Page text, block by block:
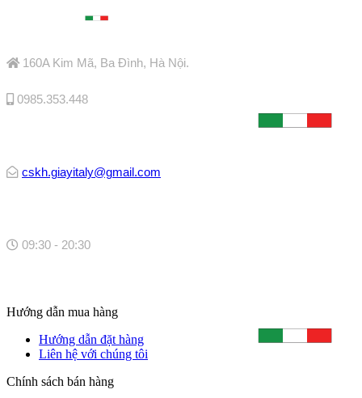
160A Kim Mã, Ba Đình, Hà Nội.
0985.353.448
 cskh.giayitaly@gmail.com
 09:30 - 20:30
Hướng dẫn mua hàng
Hướng dẫn đặt hàng
Liên hệ với chúng tôi
Chính sách bán hàng